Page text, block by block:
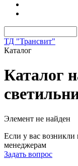
ТД "Трансвит"
Каталог
Каталог
Элемент не найден
Если у вас
менеджерам
Задать вопрос